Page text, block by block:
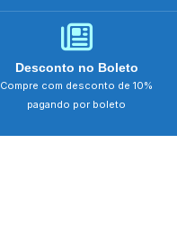
Desconto no Boleto
Compre com desconto de 10%
pagando por boleto